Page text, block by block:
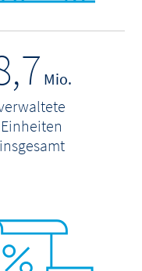
Mio.
Einheiten
insgesamt